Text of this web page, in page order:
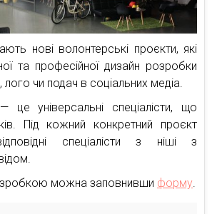
нові волонтерські проєкти, які
та професійної дизайн розробки
чи подач в соціальних медіа.
це універсальні спеціалісти, що
Під кожний конкретний проєкт
спеціалісти з ніші з
можна заповнивши форму.